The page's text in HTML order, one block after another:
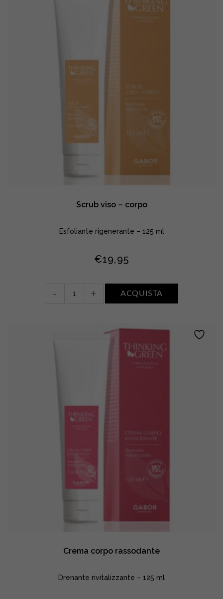
Scrub viso – corpo
Esfoliante rigenerante – 125 ml
€19,95
- + ACQUISTA
Crema corpo rassodante
Drenante rivitalizzante – 125 ml